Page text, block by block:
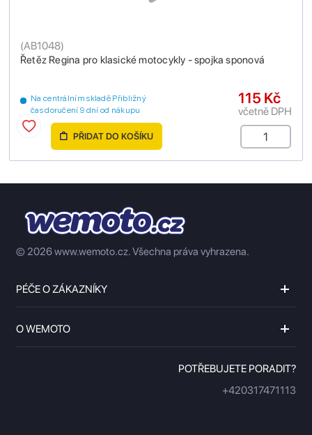
Řetěz Regina pro klasické motocykly - spojka sponová
(AB1048)
Na centrálním skladě Přibližný
čas doručení 9 dní od nákupu
115 Kč
včetně DPH
PŘIDAT DO KOŠÍKU
© 2026 www.wemoto.cz.Všechna práva vyhrazena.
PÉČE O ZÁKAZNÍKY
O WEMOTO
POTŘEBUJETE PORADIT?
+420317471113